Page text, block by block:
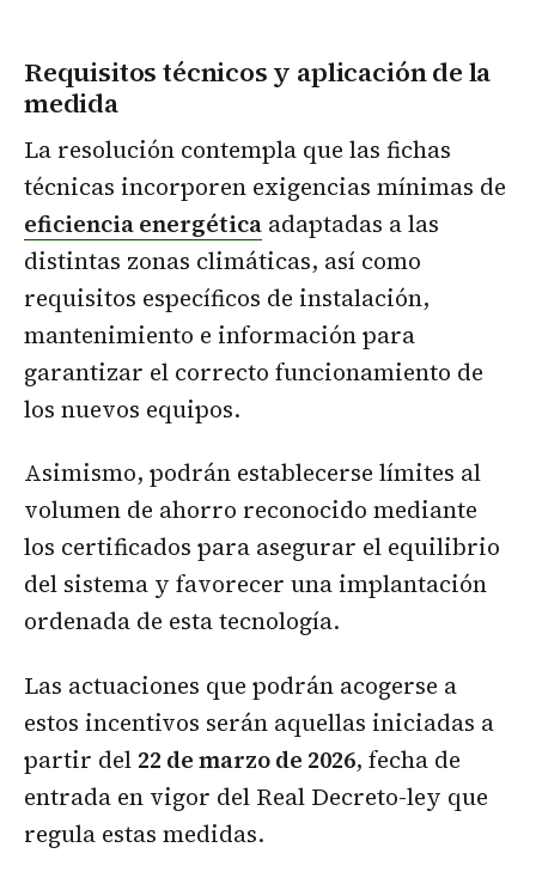
Requisitos técnicos y aplicación de la
medida
La resolución contempla que las fichas
técnicas incorporen exigencias mínimas de
eficiencia energética adaptadas a las
distintas zonas climáticas, así como
requisitos específicos de instalación,
mantenimiento e información para
garantizar el correcto funcionamiento de
los nuevos equipos.
Asimismo, podrán establecerse límites al
volumen de ahorro reconocido mediante
los certificados para asegurar el equilibrio
del sistema y favorecer una implantación
ordenada de esta tecnología.
Las actuaciones que podrán acogerse a
estos incentivos serán aquellas iniciadas a
partir del 22 de marzo de 2026, fecha de
entrada en vigor del Real Decreto-ley que
regula estas medidas.